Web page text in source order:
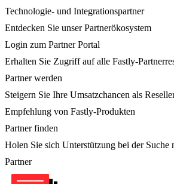
Technologie- und Integrationspartner
Entdecken Sie unser Partnerökosystem
Login zum Partner Portal
Erhalten Sie Zugriff auf alle Fastly-
Partner werden
Steigern Sie Ihre Umsatzchancen als
Empfehlung von Fastly-Produkten
Partner finden
Holen Sie sich Unterstützung bei der Suche
Partner